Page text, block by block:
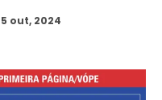
5 out, 2024